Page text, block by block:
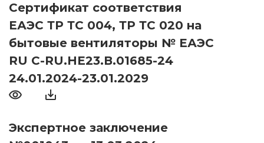
Сертификат соответствия
ЕАЭС ТР ТС 004, ТР ТС 020 на
бытовые вентиляторы № ЕАЭС
RU С-RU.НЕ23.В.01685-24
24.01.2024-23.01.2029
Экспертное заключение